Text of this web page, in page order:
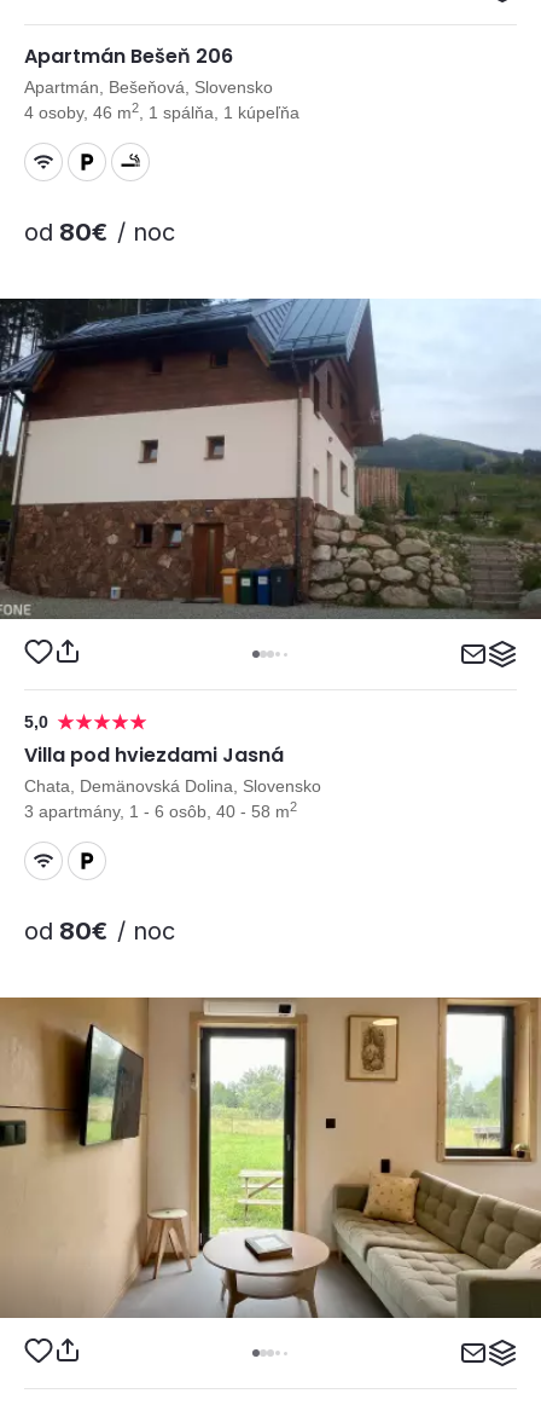
Apartmán Bešeň 206
Apartmán, Bešeňová, Slovensko
4 osoby, 46 m2 , 1 spálňa, 1 kúpeľňa
od 80€ / noc
5,0
Villa pod hviezdami Jasná
Chata, Demänovská Dolina, Slovensko
3 apartmány, 1 - 6 osôb, 40 - 58 m2
od 80€ / noc